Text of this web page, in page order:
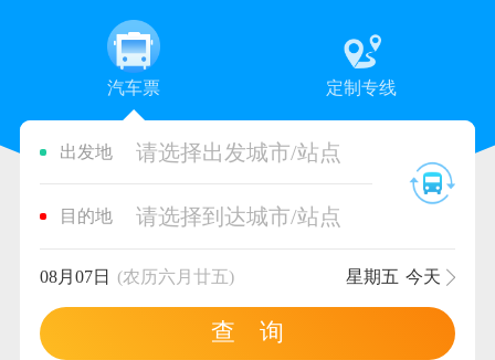
汽车票 定制专线
出发地 请选择出发城市/站点
目的地 请选择到达城市/站点
08月07日 (农历六月廿五) 星期五 今天
查 询